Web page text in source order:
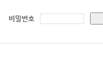
비밀번호